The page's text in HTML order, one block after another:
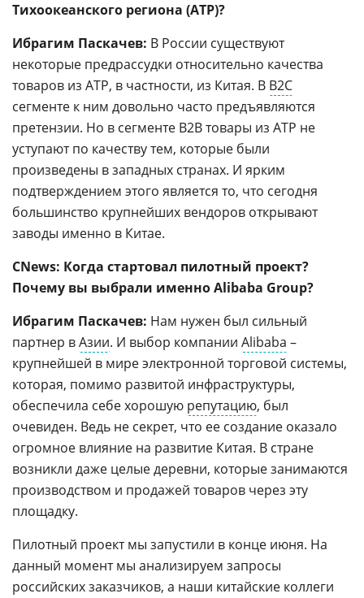
Тихоокеанского региона (АТР)?
Ибрагим Паскачев: В России существуют
некоторые предрассудки относительно качества
товаров из АТР, в частности, из Китая. В В2С
сегменте к ним довольно часто предъявляются
претензии. Но в сегменте В2В товары из АТР не
уступают по качеству тем, которые были
произведены в западных странах. И ярким
подтверждением этого является то, что сегодня
большинство крупнейших вендоров открывают
заводы именно в Китае.
CNews: Когда стартовал пилотный проект?
Почему вы выбрали именно Alibaba Group?
Ибрагим Паскачев: Нам нужен был сильный
партнер вАзии. И выбор компании Alibaba –
крупнейшей в мире электронной торговой системы,
которая, помимо развитой инфраструктуры,
обеспечила себе хорошую репутацию, был
очевиден. Ведь не секрет, что ее создание оказало
огромное влияние на развитие Китая. В стране
возникли даже целые деревни, которые занимаются
производством и продажей товаров через эту
площадку.
Пилотный проект мы запустили в конце июня. На
данный момент мы анализируем запросы
российских заказчиков, а наши китайские коллеги